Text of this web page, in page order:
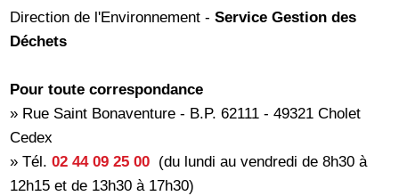
Direction de l'Environnement -Service Gestion des
Déchets
Pour toute correspondance
» Rue Saint Bonaventure - B.P. 62111 - 49321 Cholet
Cedex
» Tél. 02 44 09 25 00 (du lundi au vendredi de 8h30 à
12h15 et de 13h30 à 17h30)